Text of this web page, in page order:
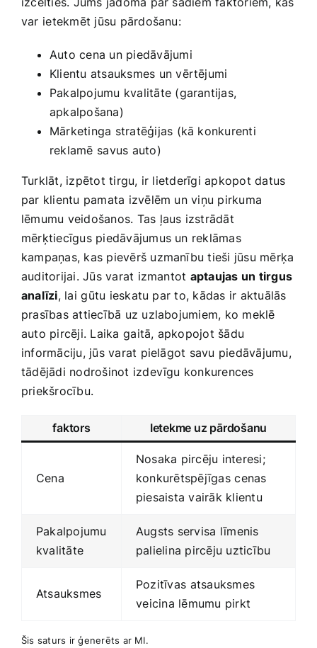
var⁤ ietekmēt jūsu pārdošanu:
Auto cena un piedāvājumi
Klientu atsauksmes un ‍vērtējumi
Pakalpojumu kvalitāte (garantijas,
apkalpošana)
Mārketinga stratēģijas (kā konkurenti
reklamē⁤ savus‍ auto)
Turklāt, izpētot tirgu, ir lietderīgi apkopot ‍datus
par klientu pamata izvēlēm un viņu pirkuma
lēmumu veidošanos. Tas ļaus izstrādāt
mērķtiecīgus piedāvājumus un reklāmas
kampaņas, kas pievērš uzmanību tieši jūsu mērķa
auditorijai. Jūs varat izmantot aptaujas un tirgus⁤
analīzi, lai ⁣gūtu ieskatu‍ par to, kādas ir aktuālās
prasības attiecībā uz uzlabojumiem, ko meklē
auto ‌pircēji. Laika ⁣gaitā, apkopojot šādu
informāciju, jūs varat pielāgot savu piedāvājumu,
tādējādi nodrošinot izdevīgu konkurences
priekšrocību.
faktors Ietekme uz pārdošanu
Cena
Nosaka ‌pircēju interesi;
konkurētspējīgas ⁤cenas
piesaista vairāk klientu
Pakalpojumu
kvalitāte
Augsts servisa⁤ līmenis
palielina pircēju uzticību
Atsauksmes
Pozitīvas⁢ atsauksmes
⁣veicina lēmumu pirkt
Šis saturs ir​ ģenerēts ar MI.